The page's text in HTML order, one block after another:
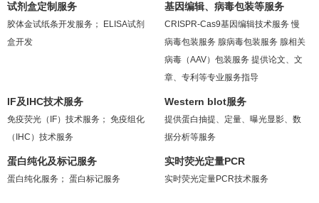
试剂盒定制服务
胶体金试纸条开发服务；
ELISA试剂
盒开发
基因编辑、病毒包装等服务
CRISPR-Cas9基因编辑技术服务 慢
病毒包装服务 腺病毒包装服务 腺相关
病毒（AAV）包装服务 提供论文、文
章、专利等专业服务指导
IF及IHC技术服务
免疫荧光（IF）技术服务； 免疫组化
（IHC）技术服务
Western blot服务
提供蛋白抽提、定量、曝光显影、数
据分析等服务
蛋白纯化及标记服务
蛋白纯化服务； 蛋白标记服务
实时荧光定量PCR
实时荧光定量PCR技术服务